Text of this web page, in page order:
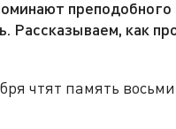
Рассказываем, как
чтят память